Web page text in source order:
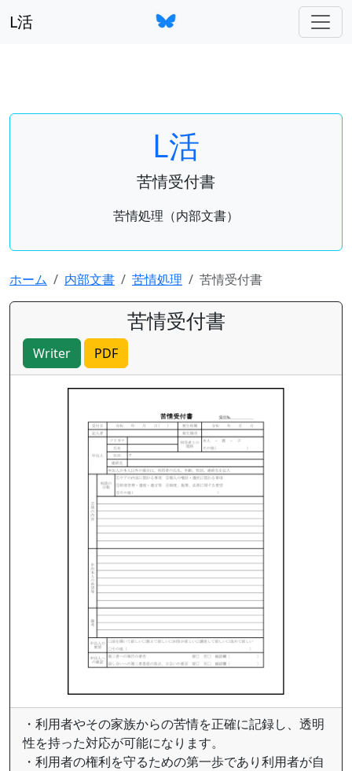
L活
L活
苦情受付書
苦情処理（内部文書）
ホーム 内部文書 苦情処理 苦情受付書
苦情受付書
Writer PDF
・利用者やその家族からの苦情を正確に記録し、透明
性を持った対応が可能になります。
・利用者の権利を守るための第一歩であり利用者が自